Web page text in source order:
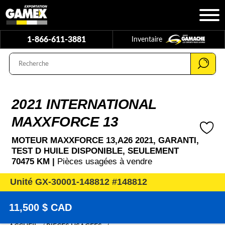
1-866-611-3881 Inventaire
2021 INTERNATIONAL
MAXXFORCE 13
MOTEUR MAXXFORCE 13,A26 2021, GARANTI,
TEST D HUILE DISPONIBLE, SEULEMENT
70475 KM | Pièces usagées à vendre
Unité GX-30001-148812 #148812
11,500 $ CAD